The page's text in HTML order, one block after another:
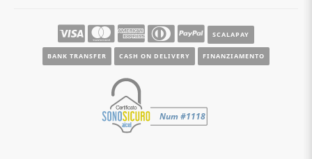
SCALAPAY
BANK TRANSFER CASH ON DELIVERY FINANZIAMENTO